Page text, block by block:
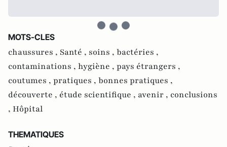
MOTS-CLES
chaussures , Santé , soins , bactéries ,
contaminations , hygiène , pays étrangers ,
coutumes , pratiques , bonnes pratiques ,
découverte , étude scientifique , avenir , conclusions
, Hôpital
THEMATIQUES